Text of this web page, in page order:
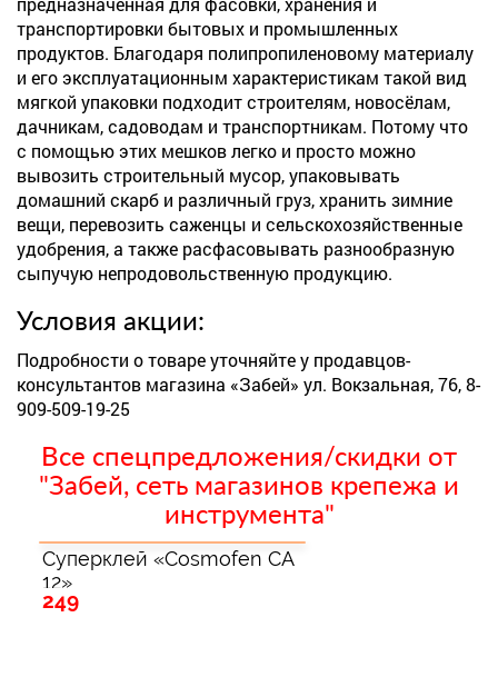
транспортировки бытовых и промышленных
продуктов. Благодаря полипропиленовому материалу
и его эксплуатационным характеристикам такой вид
мягкой упаковки подходит строителям, новосёлам,
дачникам, садоводам и транспортникам. Потому что
с помощью этих мешков легко и просто можно
вывозить строительный мусор, упаковывать
домашний скарб и различный груз, хранить зимние
вещи, перевозить саженцы и сельскохозяйственные
удобрения, а также расфасовывать разнообразную
сыпучую непродовольственную продукцию.
Условия акции:
Подробности о товаре уточняйте у продавцов-
консультантов магазина «Забей» ул. Вокзальная, 76, 8-
909-509-19-25
Все спецпредложения/скидки от
"Забей, сеть магазинов крепежа и
инструмента"
Суперклей «Cosmofen CA
12»
249